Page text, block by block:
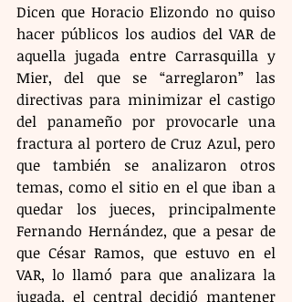
Dicen que Horacio Elizondo no quiso
hacer públicos los audios del VAR de
aquella jugada entre Carrasquilla y
Mier, del que se “arreglaron” las
directivas para minimizar el castigo
del panameño por provocarle una
fractura al portero de Cruz Azul, pero
que también se analizaron otros
temas, como el sitio en el que iban a
quedar los jueces, principalmente
Fernando Hernández, que a pesar de
que César Ramos, que estuvo en el
VAR, lo llamó para que analizara la
jugada, el central decidió mantener